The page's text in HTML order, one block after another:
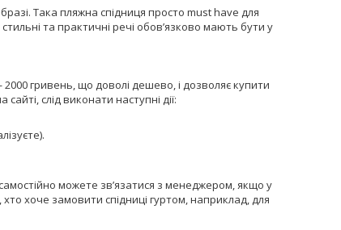
Така пляжна спідниця просто must have для
та практичні речі обов’язково мають бути у
гривень, що доволі дешево, і дозволяє купити
слід виконати наступні дії:
можете зв’язатися з менеджером, якщо у
хоче замовити спідниці гуртом, наприклад, для